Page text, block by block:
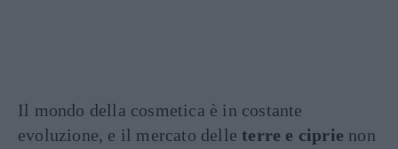
Il mondo della cosmetica è in costante
evoluzione, e il mercato delleterre e ciprie non